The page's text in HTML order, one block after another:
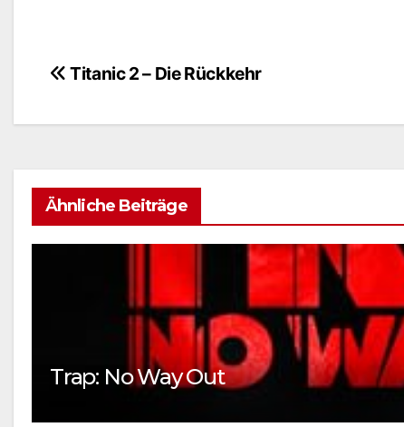
Beitragsnavigation
Titanic 2 – Die Rückkehr
Ähnliche Beiträge
Trap: No Way Out